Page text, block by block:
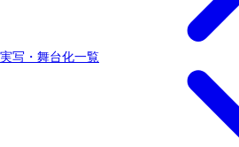
実写・舞台化一覧